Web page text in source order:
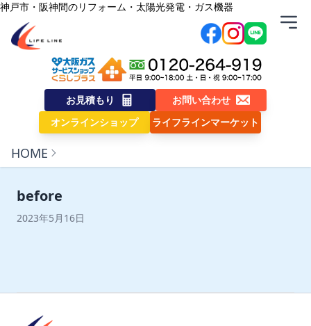
内容をスキップ
神戸市・阪神間のリフォーム・太陽光発電・ガス機器
株式会社ライフライン
お見積もり
お問い合わせ
オンラインショップ
ライフラインマーケット
HOME
before
2023年5月16日